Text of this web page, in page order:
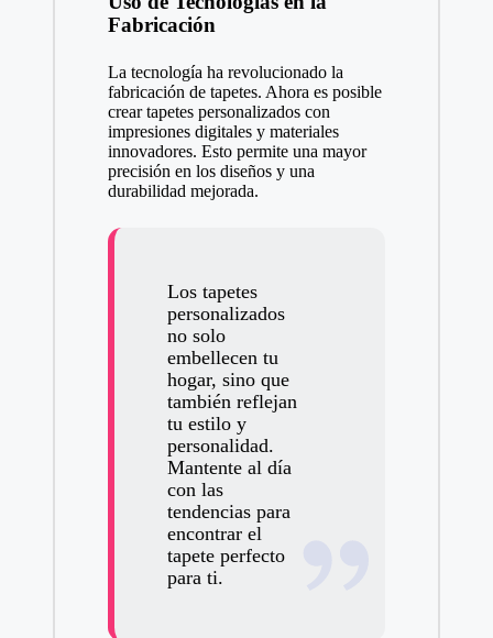
Fabricación
La tecnología ha revolucionado la
fabricación de tapetes. Ahora es posible
crear tapetes personalizados con
impresiones digitales y materiales
innovadores. Esto permite una mayor
precisión en los diseños y una
durabilidad mejorada.
Los tapetes
personalizados
no solo
embellecen tu
hogar, sino que
también reflejan
tu estilo y
personalidad.
Mantente al día
con las
tendencias para
encontrar el
tapete perfecto
para ti.